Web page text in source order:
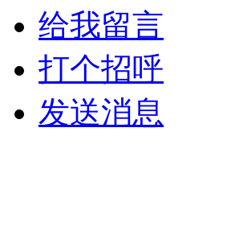
给我留言
打个招呼
发送消息